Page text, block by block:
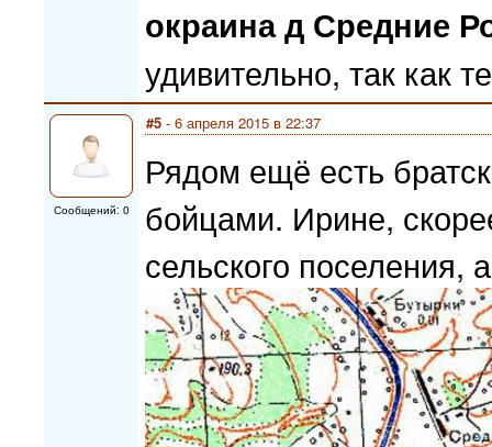
окраина д Средние
удивительно, так как
Сообщений: 0
#5 - 6 апреля 2015 в 22:37
Рядом ещё есть
бойцами. Ирине,
сельского поселения,